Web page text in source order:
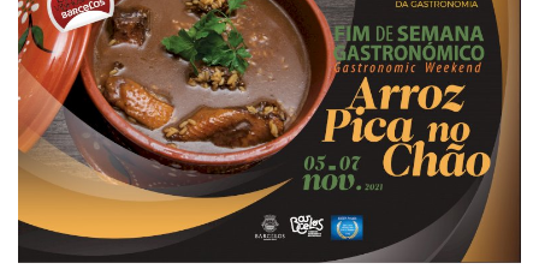
Educação
Estatuto Editorial
Saúde
Ficha técnica